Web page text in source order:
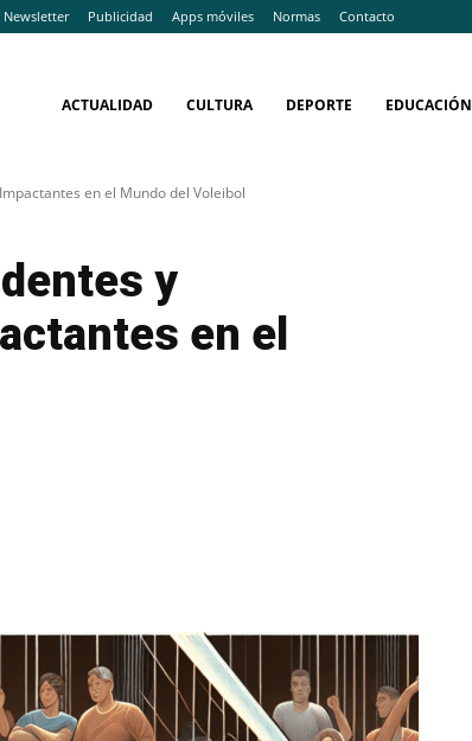
Newsletter Publicidad Apps móviles Normas Contacto
ACTUALIDAD CULTURA DEPORTE EDUCACIÓN
en el Mundo del Voleibol
y
en el